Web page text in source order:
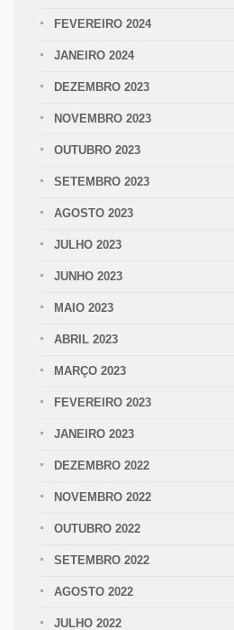
FEVEREIRO 2024
JANEIRO 2024
DEZEMBRO 2023
NOVEMBRO 2023
OUTUBRO 2023
SETEMBRO 2023
AGOSTO 2023
JULHO 2023
JUNHO 2023
MAIO 2023
ABRIL 2023
MARÇO 2023
FEVEREIRO 2023
JANEIRO 2023
DEZEMBRO 2022
NOVEMBRO 2022
OUTUBRO 2022
SETEMBRO 2022
AGOSTO 2022
JULHO 2022